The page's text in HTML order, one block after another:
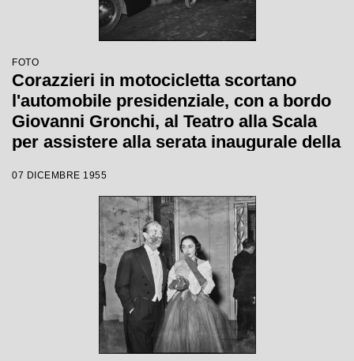
FOTO
Corazzieri in motocicletta scortano
l'automobile presidenziale, con a bordo
Giovanni Gronchi, al Teatro alla Scala
per assistere alla serata inaugurale della
"Norma" di Vincenzo Bellini, diretta da
Antonino Votto, con la regia di
Margherita Wallmann
07 DICEMBRE 1955